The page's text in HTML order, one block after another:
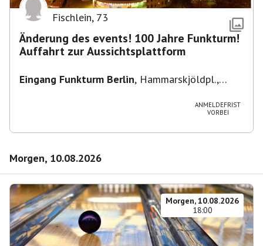
Fischlein, 73
Änderung des events! 100 Jahre Funkturm!
Auffahrt zur Aussichtsplattform
Eingang Funkturm Berlin, Hammarskjöldpl.,
ANMELDEFRIST
VORBEI
Morgen, 10.08.2026
Morgen, 10.08.2026
18:00